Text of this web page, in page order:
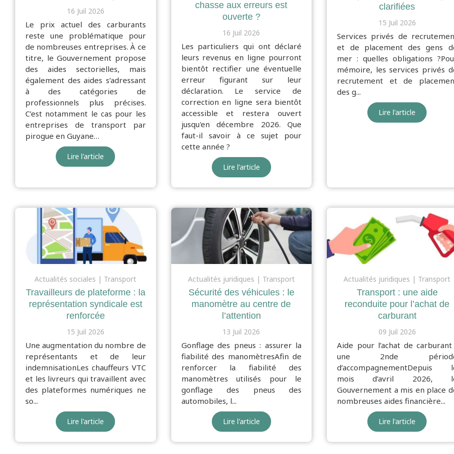
16 Juil 2026
Le prix actuel des carburants
reste une problématique pour
de nombreuses entreprises. À ce
titre, le Gouvernement propose
des aides sectorielles, mais
également des aides s’adressant
à des catégories de
professionnels plus précises.
C’est notamment le cas pour les
entreprises de transport par
pirogue en Guyane…
Lire l'article
chasse aux erreurs est
ouverte ?
16 Juil 2026
Les particuliers qui ont déclaré
leurs revenus en ligne pourront
bientôt rectifier une éventuelle
erreur figurant sur leur
déclaration. Le service de
correction en ligne sera bientôt
accessible et restera ouvert
jusqu'en décembre 2026. Que
faut-il savoir à ce sujet pour
cette année ?
Lire l'article
clarifiées
15 Juil 2026
Services privés de
et de placement des gens
mer : quelles obligations
mémoire, les services privés
recrutement et de
des g...
Lire l'article
Actualités sociales Transport
Travailleurs de plateforme : la
représentation syndicale est
renforcée
15 Juil 2026
Une augmentation du nombre de
représentants et de leur
indemnisationLes chauffeurs VTC
et les livreurs qui travaillent avec
des plateformes numériques ne
so...
Lire l'article
Actualités juridiques Transport
Sécurité des véhicules : le
manomètre au centre de
l’attention
13 Juil 2026
Gonflage des pneus : assurer la
fiabilité des manomètresAfin de
renforcer la fiabilité des
manomètres utilisés pour le
gonflage des pneus des
automobiles, l...
Lire l'article
Actualités juridiques Transport
Transport : une aide
reconduite pour l’achat de
carburant
09 Juil 2026
Aide pour l’achat de carburant
une 2nde
d’accompagnementDepuis
mois d’avril 2026,
Gouvernement a mis en place
nombreuses aides financière...
Lire l'article